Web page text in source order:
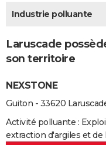
Destinations
City break
Voyage nature
Voyage de noces
Forum
Climat
+PHOTO
GUIDES D'ACHAT
BONS PLANS
CARTE DE VOEUX
Carte de Noël
Carte Bonne année
Carte Saint-Valentin
Carte Pâques
Carte d'anniversaire
DICTIONNAIRE
Dictionnaire
Biographies
Citations
Expressions
Proverbes
PROGRAMME TV
Industrie polluante
Laruscade
son territoire
NEXSTONE
Guiton - 33620
Activité polluante :
extraction d'argiles et de